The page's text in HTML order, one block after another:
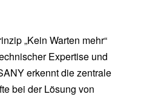
„Kein Warten mehr“
Expertise und
erkennt die zentrale
bei der Lösung von